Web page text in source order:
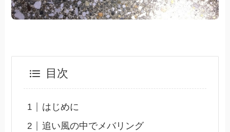
目次
はじめに
追い風の中でメバリング